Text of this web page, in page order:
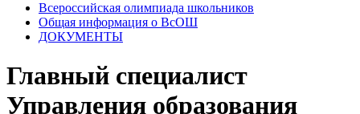
Всероссийская олимпиада школьников
Общая информация о ВсОШ
ДОКУМЕНТЫ
Главный специалист
Управления образования